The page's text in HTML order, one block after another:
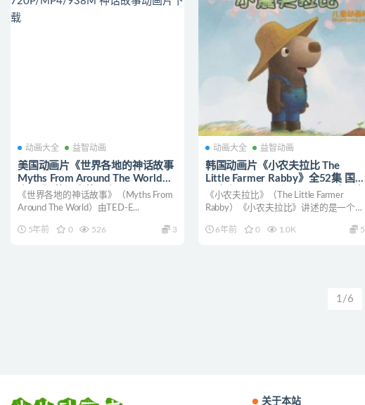
动画大全 益智动画
美国动画片《世界各地的神话故事
Myths From Around The World》
全28集 英语中英双字
720P/MP4/938M 神话故事动画片
《世界各地的神话故事》（Myths From
Around The World）由TED-E...
5年前 0 526 3
动画大全 益智动画
韩国动画片《小农夫拉比 The
Little Farmer Rabby》全52集 国
语中字 1080P/MP4/4.17G 动画片
小农夫拉比下载
《小农夫拉比》（The Little Farmer
Rabby）《小农夫拉比》讲述的是一个
6年前
0 1.0K 5
1/6
关于本站